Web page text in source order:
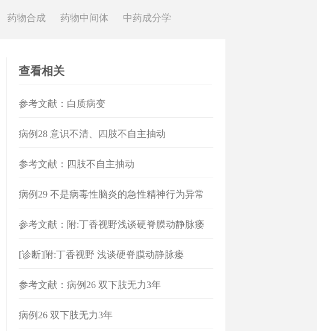
药物合成 药物中间体 中药成分学
查看相关
参考文献：白质病变
病例28 意识不清、四肢不自主抽动
参考文献：四肢不自主抽动
病例29 不是病毒性脑炎的急性精神行为异常
参考文献：附:丁香视野浅谈硬脊膜动静脉瘘
[诊断]附:丁香视野 浅谈硬脊膜动静脉瘘
参考文献：病例26 双下肢无力3年
病例26 双下肢无力3年